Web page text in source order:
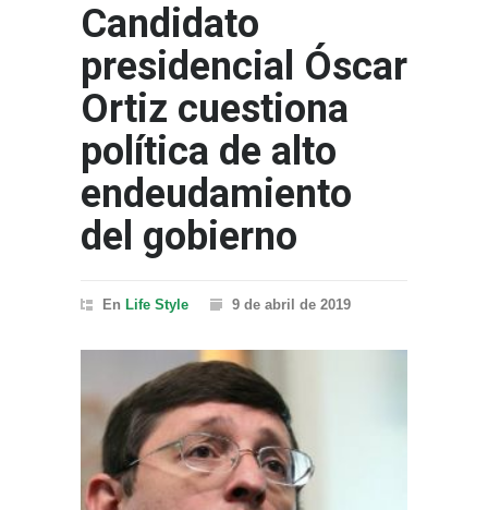
Candidato
presidencial Óscar
Ortiz cuestiona
política de alto
endeudamiento
del gobierno
En Life Style 9 de abril de 2019